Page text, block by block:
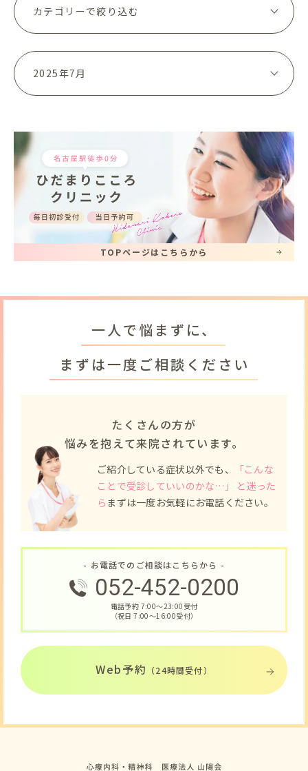
TOPページはこちらから
一人で悩まずに、
まずは一度ご相談ください
たくさんの方が
悩みを抱えて来院されています。
ご紹介している症状以外でも、
「こんな
ことで受診していいのかな…」 と迷った
ら まずは一度お気軽にお電話ください。
- お電話でのご相談はこちらから -
052-452-0200
電話予約 7:00〜23:00受付
（祝日 7:00〜16:00受付）
Web予約 （24時間受付）